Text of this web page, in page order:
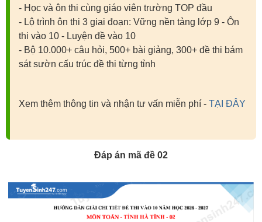
- Học và ôn thi cùng giáo viên trường TOP đầu
- Lộ trình ôn thi 3 giai đoạn: Vững nền tảng lớp 9 - Ôn
thi vào 10 - Luyện đề vào 10
- Bộ 10.000+ câu hỏi, 500+ bài giảng, 300+ đề thi bám
sát sườn cấu trúc đề thi từng tỉnh
Xem thêm thông tin và nhận tư vấn miễn phí - TẠI ĐÂY
Đáp án mã đề 02